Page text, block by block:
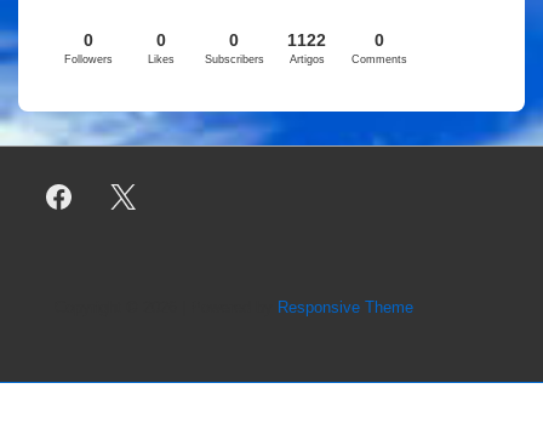
0
Followers
0
Likes
0
Subscribers
1122
Artigos
0
Comments
Responsive Theme